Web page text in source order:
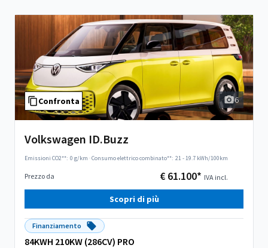
Confronta 6
Volkswagen ID.Buzz
Emissioni CO2**: 0 g/km ·Consumo elettrico combinato**: 21 - 19.7 kWh/100km
Prezzo da € 61.100* IVA incl.
Scopri di più
Finanziamento
84KWH 210KW (286CV) PRO